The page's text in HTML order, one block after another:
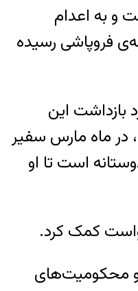
و به اعدام
فروپاشی رسیده
بازداشت این
در ماه مارس سفیر
است تا او
کمک کرد.
ناکارآمدی کلمات و محکومیت‌های